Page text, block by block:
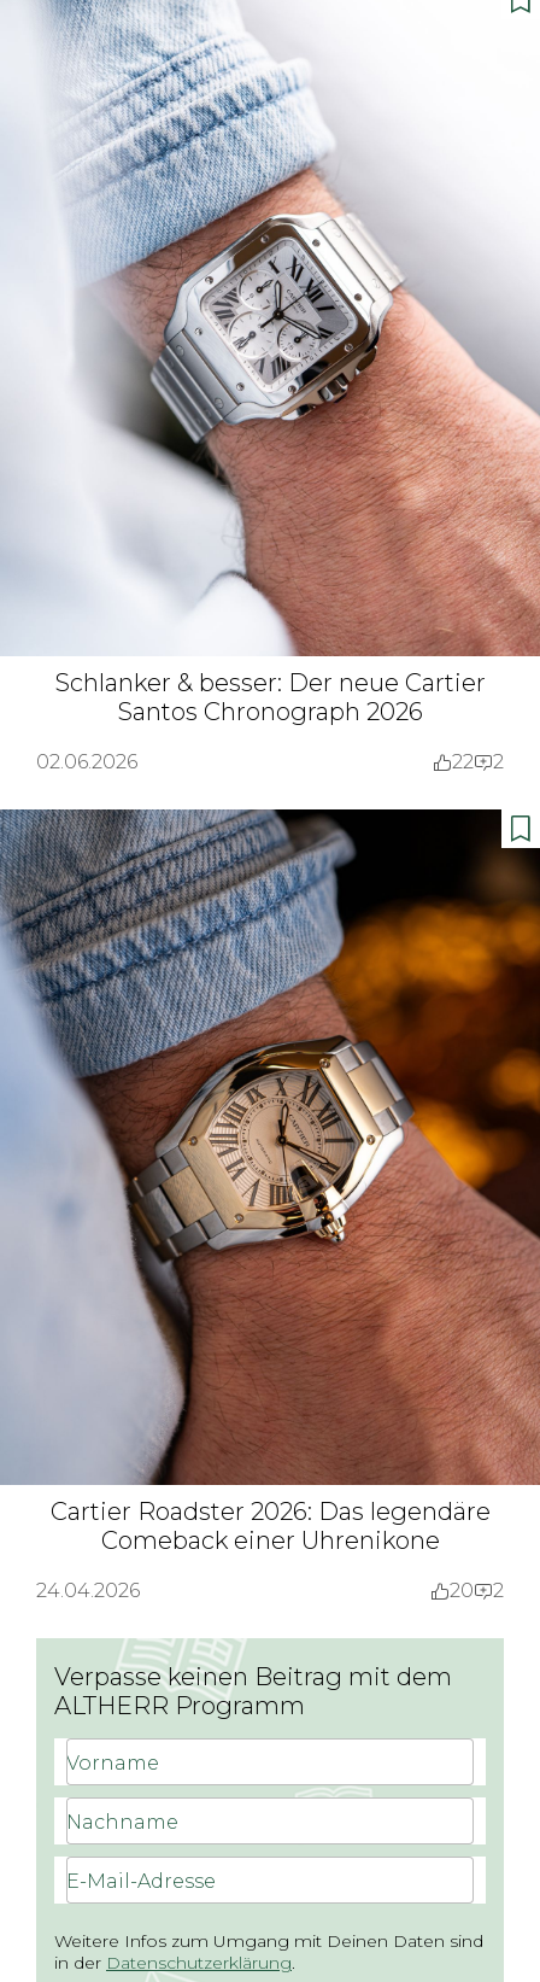
Schlanker & besser: Der neue Cartier
Santos Chronograph 2026
02.06.2026 22 2
Cartier Roadster 2026: Das legendäre
Comeback einer Uhrenikone
24.04.2026 20 2
Verpasse keinen Beitrag mit dem
ALTHERR Programm
Vorname
Nachname
E-Mail-Adresse
Weitere Infos zum Umgang mit Deinen Daten sind
in der Datenschutzerklärung.